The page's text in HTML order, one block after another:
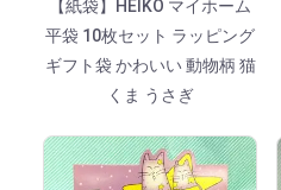
【紙袋】HEIKO マイホーム
平袋 10枚セット ラッピング
ギフト袋 かわいい 動物柄 猫
くま うさぎ